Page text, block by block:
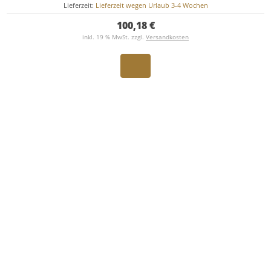
Lieferzeit: Lieferzeit wegen Urlaub 3-4 Wochen
100,18 €
inkl. 19 % MwSt. zzgl. Versandkosten